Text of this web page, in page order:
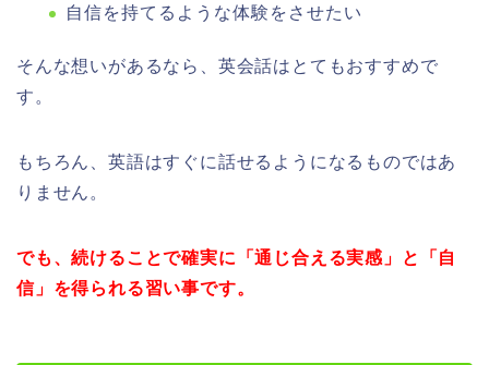
自信を持てるような体験をさせたい
そんな想いがあるなら、英会話はとてもおすすめで
す。
もちろん、英語はすぐに話せるようになるものではあ
りません。
でも、続けることで確実に「通じ合える実感」と「自
信」を得られる習い事です。